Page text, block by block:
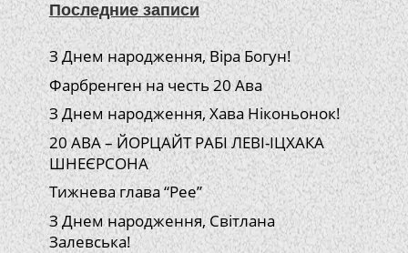
Последние записи
З Днем народження, Віра Богун!
Фарбренген на честь 20 Ава
З Днем народження, Хава Ніконьонок!
20 АВА – ЙОРЦАЙТ РАБІ ЛЕВІ-ІЦХАКА
ШНЕЄРСОНА
Тижнева глава “Рее”
З Днем народження, Світлана
Залевська!